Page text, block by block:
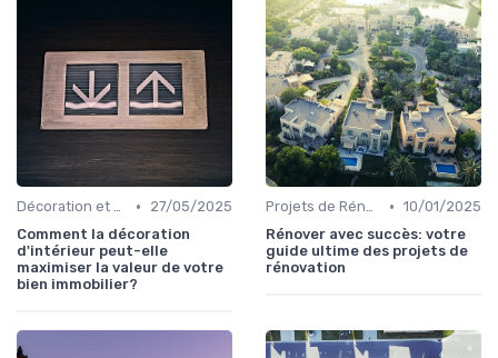
Décoration et Design d'Intérieur •
27/05/2025
Comment la décoration
d'intérieur peut-elle
maximiser la valeur de votre
bien immobilier?
Projets de Rénovation • 10/01/2025
Rénover avec succès: votre
guide ultime des projets de
rénovation